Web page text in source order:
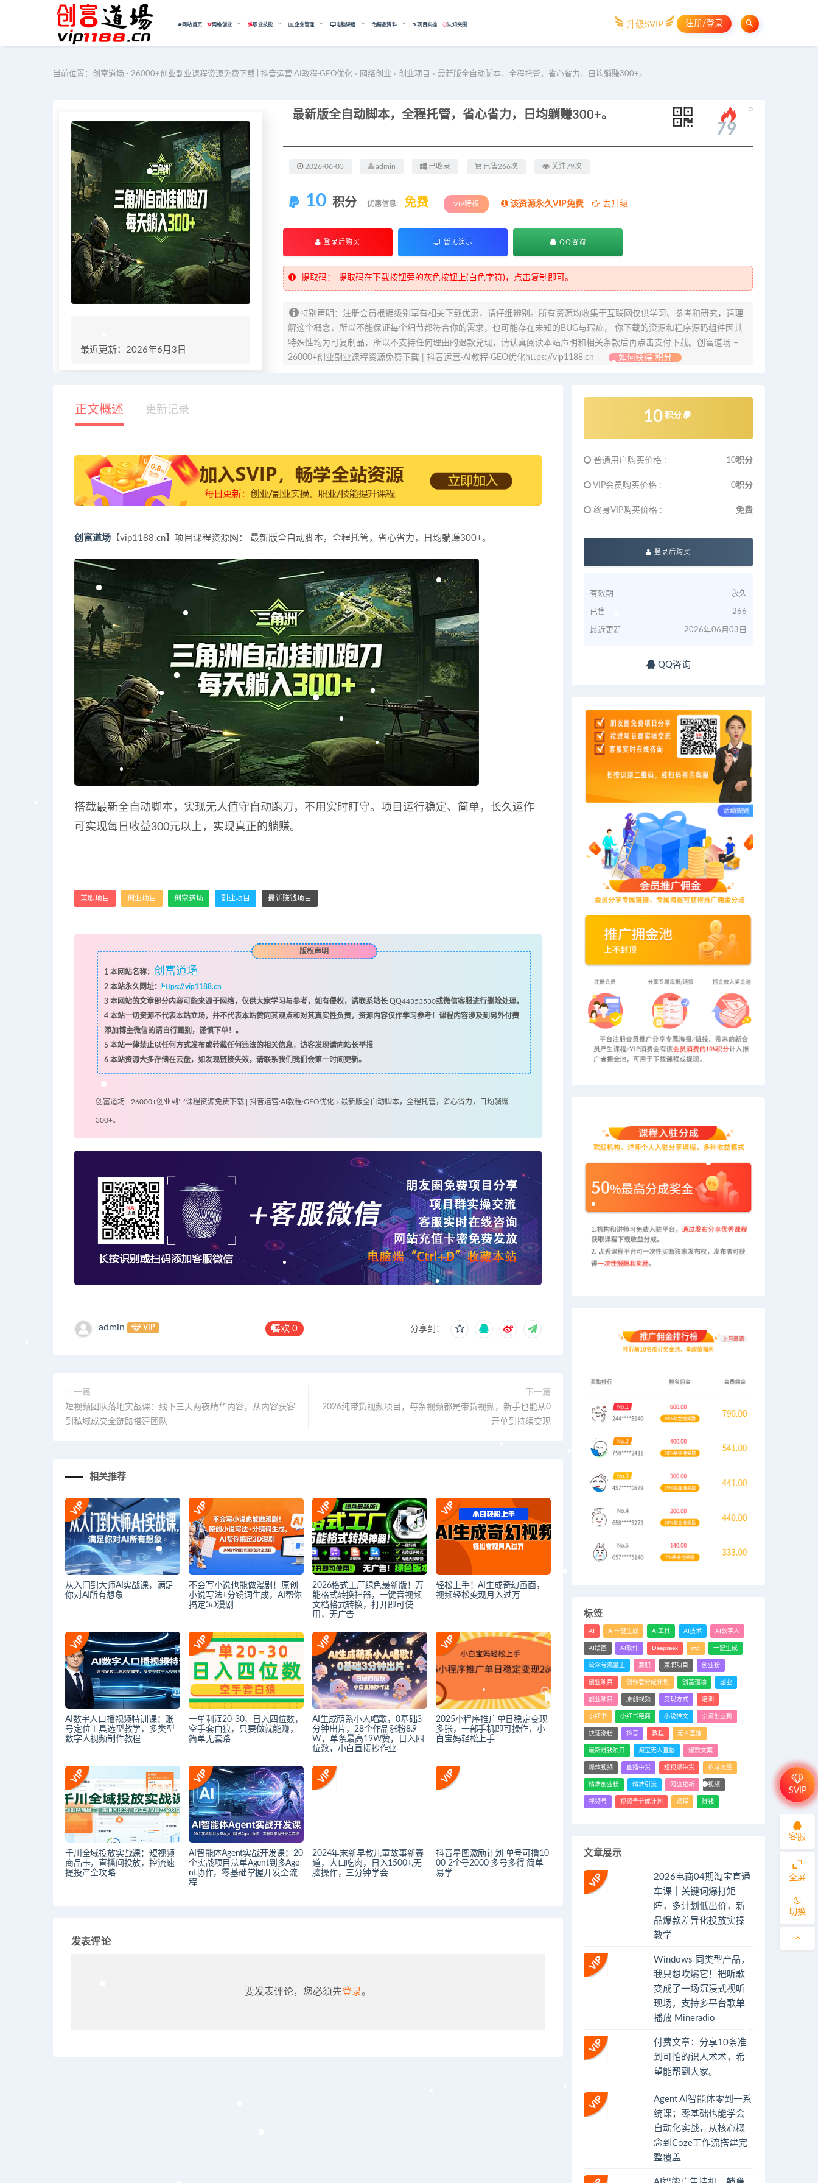
网站首页 网络创业 职业技能 企业管理 电脑课程 精品资料 ✎项目实操 认知突围 升级SVIP 注册/登录
当前位置： 创富道场 - 26000+创业副业课程资源免费下载 | 抖音运营·AI教程·GEO优化 > 网络创业 > 创业项目 > 最新版全自动脚本，全程托管，省心省力，日均躺赚300+。
最近更新：2026年6月3日
最新版全自动脚本，全程托管，省心省力，日均躺赚300+。
79
。
2026-06-03 admin 已收录 已售266次 关注79次
10 积分 优惠信息: 免费 VIP特权 该资源永久VIP免费 去升级
登录后购买 暂无演示 QQ咨询
提取码： 提取码在下载按钮旁的灰色按钮上(白色字符)，点击复制即可。
特别声明：注册会员根据级别享有相关下载优惠，请仔细辨别。所有资源均收集于互联网仅供学习、参考和研究，请理
解这个概念，所以不能保证每个细节都符合你的需求，也可能存在未知的BUG与瑕疵， 你下载的资源和程序源码组件因其
特殊性均为可复制品，所以不支持任何理由的退款兑现，请认真阅读本站声明和相关条款后再点击支付下载。创富道场 –
26000+创业副业课程资源免费下载 | 抖音运营·AI教程·GEO优化https://vip1188.cn
如何获得 积分
正文概述 更新记录
创富道场 【vip1188.cn】项目课程资源网： 最新版全自动脚本，全程托管，省心省力，日均躺赚300+。
搭载最新全自动脚本，实现无人值守自动跑刀，不用实时盯守。项目运行稳定、简单，长久运作
可实现每日收益300元以上，实现真正的躺赚。
兼职项目 创业项目 创富道场 副业项目 最新赚钱项目
版权声明
1 本网站名称： 创富道场
2本站永久网址：
https://vip1188.cn
3本网站的文章部分内容可能来源于网络，仅供大家学习与参考，如有侵权，请联系站长 QQ44353530或微信客服进行删除处理。
4本站一切资源不代表本站立场，并不代表本站赞同其观点和对其真实性负责，资源内容仅作学习参考！课程内容涉及到另外付费
添加博主微信的请自行甄别，谨慎下单！。
5本站一律禁止以任何方式发布或转载任何违法的相关信息，访客发现请向站长举报
6本站资源大多存储在云盘，如发现链接失效，请联系我们我们会第一时间更新。
创富道场 - 26000+创业副业课程资源免费下载 | 抖音运营·AI教程·GEO优化 » 最新版全自动脚本，全程托管，省心省力，日均躺赚
300+。
admin VIP 喜欢0 分享到：
上一篇
短视频团队落地实战课：线下三天两夜精华内容，从内容获客
到私域成交全链路搭建团队
下一篇
2026纯带货视频项目，每条视频都是带货视频，新手也能从0
开单到持续变现
相关推荐
从入门到大师AI实战课，满足
你对AI所有想象
不会写小说也能做漫剧！原创
小说写法+分镜词生成，AI帮你
搞定3D漫剧
2026格式工厂绿色最新版！万
能格式转换神器，一键音视频
文档格式转换，打开即可使
用，无广告
轻松上手！AI生成奇幻画面，
视频轻松变现月入过万
AI数字人口播视频特训课：账
号定位工具选型教学，多类型
数字人视频制作教程
一单利润20-30，日入四位数，
空手套白狼，只要做就能赚，
简单无套路
AI生成萌系小人唱歌，0基础3
分钟出片，28个作品涨粉8.9
W，单条最高19W赞，日入四
位数，小白直接抄作业
2025小程序推广单日稳定变现
多张，一部手机即可操作，小
白宝妈轻松上手
千川全域投放实战课：短视频
商品卡，直播间投放，控流速
提投产全攻略
AI智能体Agent实战开发课：20
个实战项目从单Agent到多Age
nt协作，零基础掌握开发全流
程
2024年末新早教儿童故事新赛
道，大口吃肉，日入1500+,无
脑操作，三分钟学会
抖音星图激励计划 单号可撸10
00 2个号2000 多号多得 简单
易学
发表评论
要发表评论，您必须先登录。
10 积分
普通用户购买价格 : 10积分
VIP会员购买价格 : 0积分
终身VIP购买价格 : 免费
登录后购买
有效期 永久
已售 266
最近更新 2026年06月03日
QQ咨询
标签
AI AI一键生成 AI工具 AI技术 AI数字人
AI绘画 AI软件 Deepseek mp 一键生成
公众号流量主 兼职 兼职项目 创业粉
创业项目 创作者分成计划 创富道场 副业
副业项目 原创视频 变现方式 培训
小红书 小红书电商 小说推文 引流创业粉
快速涨粉 抖音 教程 无人直播
最新赚钱项目 淘宝无人直播 爆款文案
爆款视频 直播带货 短视频带货 私域流量
精准创业粉 精准引流 网盘拉新 视频
视频号 视频号分成计划 课程 赚钱
文章展示
2026电商04期淘宝直通
车课｜关键词爆打矩
阵，多计划低出价，新
品爆款差异化投放实操
教学
Windows 同类型产品，
我只想吹爆它！把听歌
变成了一场沉浸式视听
现场，支持多平台歌单
播放 Mineradio
付费文章：分享10条准
到可怕的识人术术，希
望能帮到大家。
Agent AI智能体零到一系
统课；零基础也能学会
自动化实战，从核心概
念到Coze工作流搭建完
整覆盖
SVIP
客服
全屏
切换